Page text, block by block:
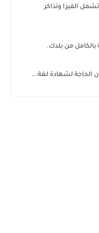
وظيفة مميزة في قطر لعام 2025 تشمل الفيزا وتذاكر